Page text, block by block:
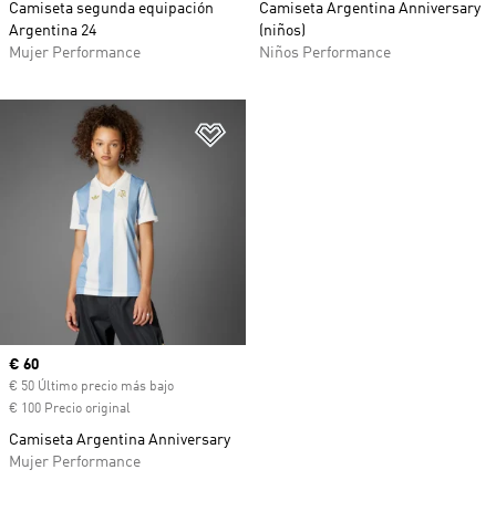
Camiseta segunda equipación
Argentina 24
Mujer Performance
Camiseta Argentina Anniversary
(niños)
Niños Performance
Precio actual
€ 60
€ 50 Último precio más bajo
€ 100 Precio original
Camiseta Argentina Anniversary
Mujer Performance